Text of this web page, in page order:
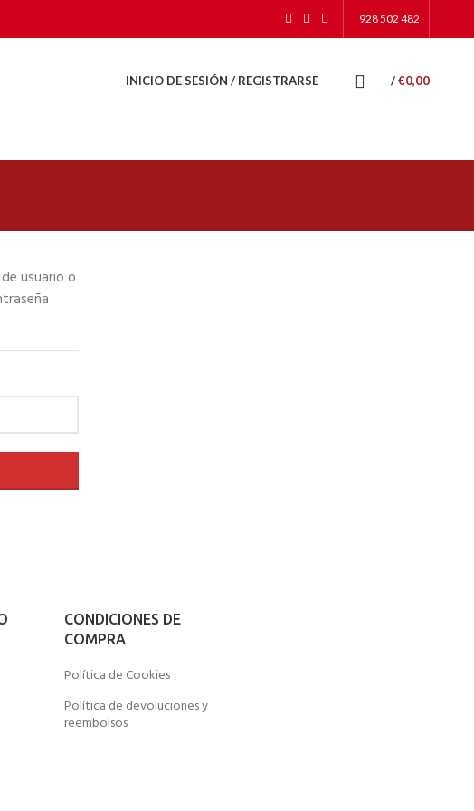
928 502 482
INICIO DE SESIÓN / REGISTRARSE / €0,00
usuario o
CONDICIONES DE
COMPRA
Política de Cookies
Política de devoluciones y
reembolsos